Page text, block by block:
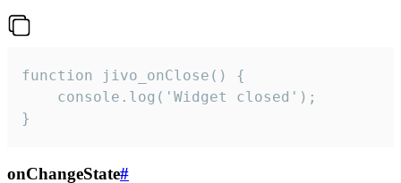
function jivo_onClose() {
    console.log('Widget closed');
}
onChangeState#